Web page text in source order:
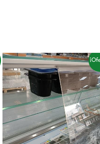
El
precio
original
era:
168,00 €.
El
precio
actual
es:
104,00 €.